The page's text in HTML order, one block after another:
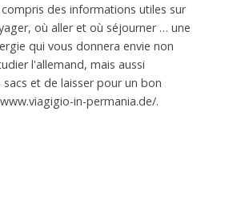
des informations utiles sur
où aller et où séjourner … une
qui vous donnera envie non
l'allemand, mais aussi
et de laisser pour un bon
in-permania.de/.